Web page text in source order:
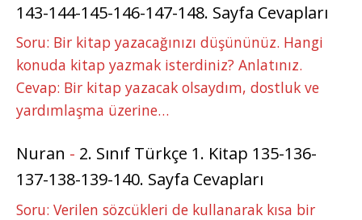
143-144-145-146-147-148. Sayfa Cevapları
Soru: Bir kitap yazacağınızı düşününüz. Hangi
konuda kitap yazmak isterdiniz? Anlatınız.
Cevap: Bir kitap yazacak olsaydım, dostluk ve
yardımlaşma üzerine…
Nuran - 2. Sınıf Türkçe 1. Kitap 135-136-
137-138-139-140. Sayfa Cevapları
Soru: Verilen sözcükleri de kullanarak kısa bir